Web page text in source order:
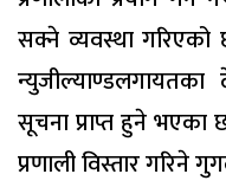
सक्ने व्यवस्था
न्युजील्याण्डलगायतका
सूचना प्राप्त हुने भएका
प्रणाली विस्तार